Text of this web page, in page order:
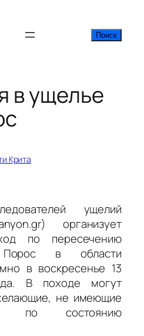
Поиск
Поиск
в ущелье
Крита
ущелий
организует
по пересечению
в области
в воскресенье 13
В походе могут
не имеющие
по состоянию